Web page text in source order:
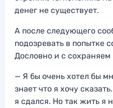
денег не существует.
А после следующего
подозревать в попытке
Дословно и с сохраняем
— Я бы очень хотел бы
знает что я хочу
я сдался. Но так жить я